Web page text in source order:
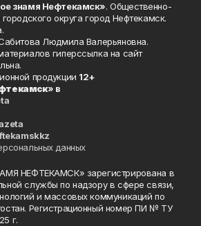
знамя Нефтекамск». Общественно-
городского округа город Нефтекамск.
Людмила Валерьяновна.
гиперссылка на сайт
продукции 12+
» в
данных
НЕФТЕКАМСК» зарегистрирована в
службы по надзору в сфере связи,
и массовых коммуникаций по
Регистрационный номер ПИ № ТУ
г.